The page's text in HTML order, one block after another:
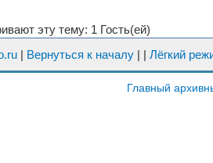
эту тему: 1 Гость(ей)
| Вернуться к началу | | Лёгкий
Главный